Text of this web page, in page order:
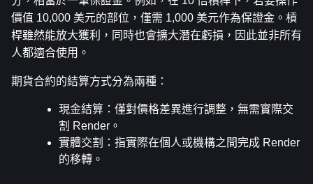
價值 10,000 美元的部位，僅需 1,000 美元作為保證金。槓
桿雖然能放大獲利，同時也會擴大潛在虧損，因此並非所有
人都適合使用。
期貨合約的結算方式分為兩種：
現金結算：僅對價格差異進行調整，無需實際交
割 Render。
實體交割：指實際在個人或機構之間完成 Render
的移轉。